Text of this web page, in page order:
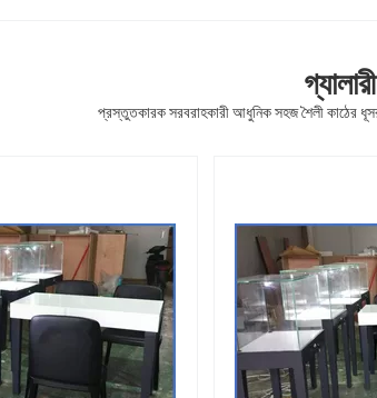
গ্যালারী
প্রস্তুতকারক সরবরাহকারী আধুনিক সহজ শৈলী কাঠের